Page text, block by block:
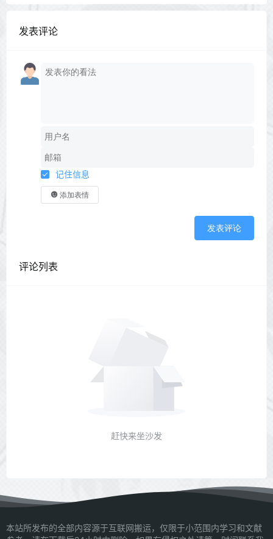
发表评论
记住信息
添加表情
发表评论
评论列表
赶快来坐沙发
本站所发布的全部内容源于互联网搬运，仅限于小范围内学习和文献